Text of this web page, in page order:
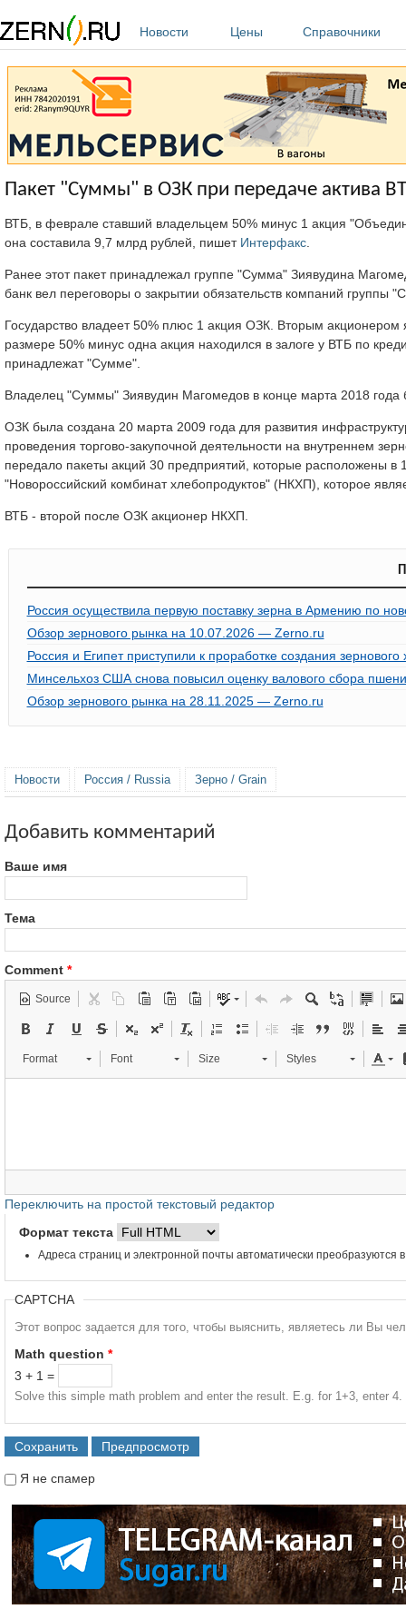
Новости
Цены Справочники
Пакет "Суммы" в ОЗК при передаче актива
ВТБ, в феврале ставший владельцем 50% минус 1 акция
она составила 9,7 млрд рублей, пишет Интерфакс
Ранее этот пакет принадлежал группе "Сумма" Зиявудина
банк вел переговоры о закрытии обязательств компаний группы
Государство владеет 50% плюс 1 акция ОЗК. Вторым
размере 50% минус одна акция находился в залоге у ВТБ по
принадлежат "Сумме".
Владелец "Суммы" Зиявудин Магомедов в конце марта 2018 года
ОЗК была создана 20 марта 2009 года для развития
проведения торгово-закупочной деятельности на внутреннем
передало пакеты акций 30 предприятий, которые расположены
"Новороссийский комбинат хлебопродуктов" (НКХП), которое
ВТБ - второй после ОЗК акционер НКХП.
Россия осуществила первую поставку зерна в Армению по
Обзор зернового рынка на 10.07.2026 — Zerno.ru
Россия и Египет приступили к проработке создания зернового
Минсельхоз США снова повысил оценку валового сбора
Обзор зернового рынка на 28.11.2025 — Zerno.ru
Новости Россия / Russia Зерно / Grain
Добавить комментарий
Ваше имя
Тема
Comment *
Source
Format Font Size Styles
Переключить на простой текстовый редактор
Формат текста
Адреса страниц и электронной почты автоматически преобразуются
CAPTCHA
Этот вопрос задается для того, чтобы выяснить, являетесь ли Вы
Math question *
3 + 1 =
Solve this simple math problem and enter the result. E.g. for 1+3, enter 4.
Я не спамер